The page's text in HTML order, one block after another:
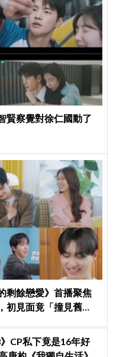
賢察覺對徐仁國動了
剩餘戀愛》首播聚焦
初見面竟「撞見舊
》CP私下竟是16年好